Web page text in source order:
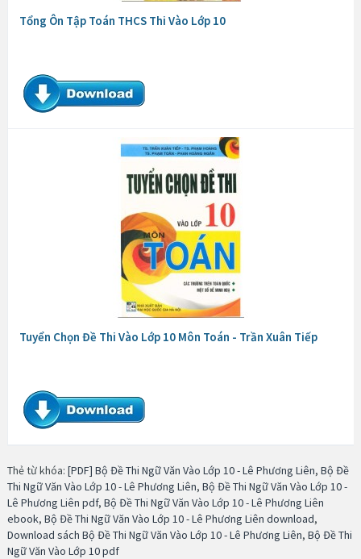
Tổng Ôn Tập Toán THCS Thi Vào Lớp 10
Tuyển Chọn Đề Thi Vào Lớp 10 Môn Toán - Trần Xuân Tiếp
Thẻ từ khóa: [PDF] Bộ Đề Thi Ngữ Văn Vào Lớp 10 - Lê Phương Liên, Bộ Đề
Thi Ngữ Văn Vào Lớp 10 - Lê Phương Liên, Bộ Đề Thi Ngữ Văn Vào Lớp 10 -
Lê Phương Liên pdf, Bộ Đề Thi Ngữ Văn Vào Lớp 10 - Lê Phương Liên
ebook, Bộ Đề Thi Ngữ Văn Vào Lớp 10 - Lê Phương Liên download,
Download sách Bộ Đề Thi Ngữ Văn Vào Lớp 10 - Lê Phương Liên, Bộ Đề Thi
Ngữ Văn Vào Lớp 10 pdf